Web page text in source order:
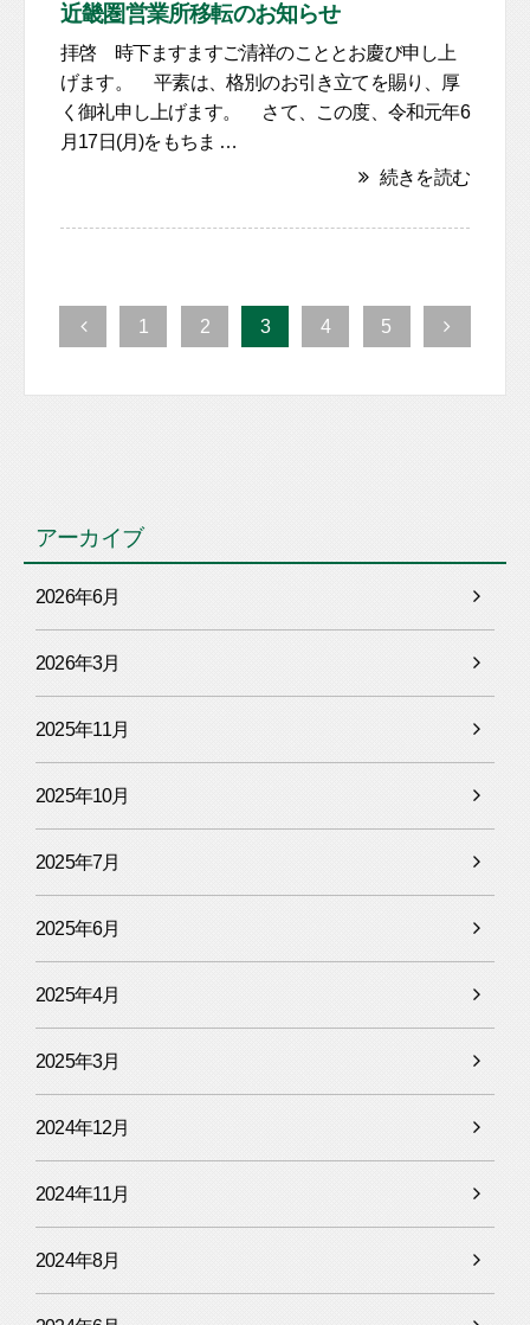
近畿圏営業所移転のお知らせ
拝啓 時下ますますご清祥のこととお慶び申し上
げます。 平素は、格別のお引き立てを賜り、厚
く御礼申し上げます。 さて、この度、令和元年6
月17日(月)をもちま …
続きを読む
1 2 3 4 5
アーカイブ
2026年6月
2026年3月
2025年11月
2025年10月
2025年7月
2025年6月
2025年4月
2025年3月
2024年12月
2024年11月
2024年8月